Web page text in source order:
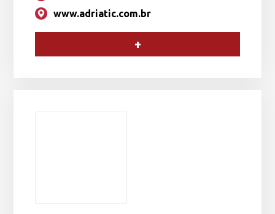
www.adriatic.com.br
+